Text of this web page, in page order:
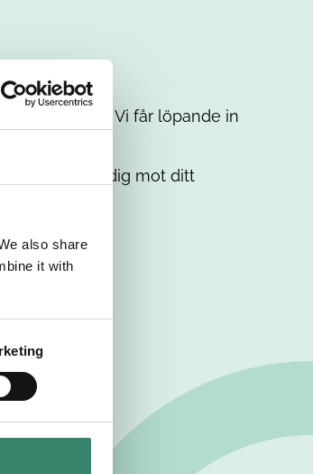
also share
it with
inte. Vi får löpande in
matchar vi dig mot ditt